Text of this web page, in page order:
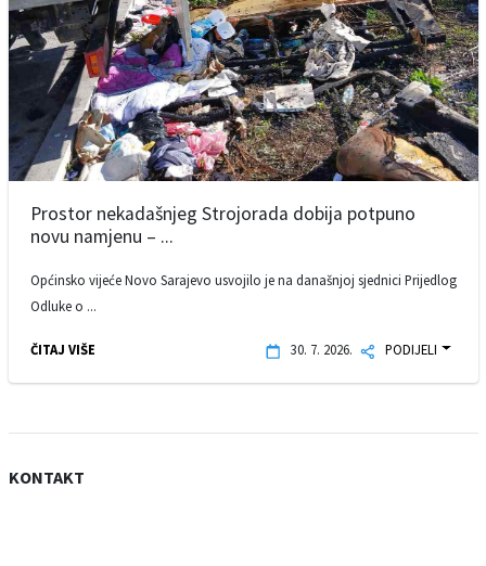
Prostor nekadašnjeg Strojorada dobija potpuno
novu namjenu – ...
Općinsko vijeće Novo Sarajevo usvojilo je na današnjoj sjednici Prijedlog
Odluke o ...
ČITAJ VIŠE 30. 7. 2026. PODIJELI
KONTAKT